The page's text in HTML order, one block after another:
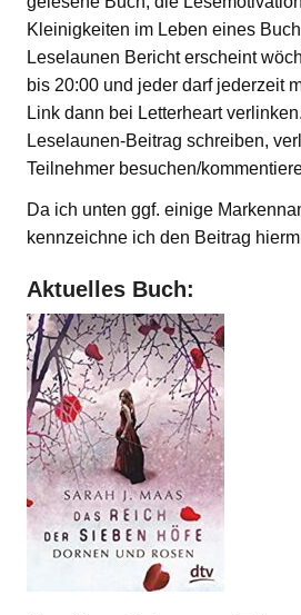
Kleinigkeiten im Leben eines
Leselaunen Bericht erscheint
bis 20:00 und jeder darf jederzeit
Link dann bei Letterheart
Leselaunen-Beitrag schreiben,
Teilnehmer besuchen/
Da ich unten ggf. einige
kennzeichne ich den Beitrag
Aktuelles Buch: